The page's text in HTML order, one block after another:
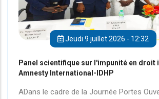
Jeudi 9 juillet 2026 - 12:32
Panel scientifique sur l'impunité en droit
Amnesty International-IDHP
ADans le cadre de la Journée Portes